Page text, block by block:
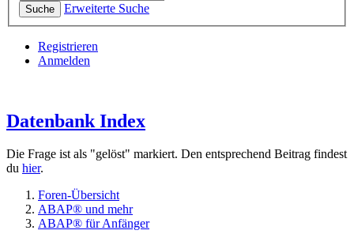
Suche Erweiterte Suche
Registrieren
Anmelden
Datenbank Index
Die Frage ist als "gelöst" markiert. Den entsprechend Beitrag findest
du hier.
Foren-Übersicht
ABAP® und mehr
ABAP® für Anfänger